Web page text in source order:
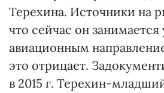
Терехина. Источники на
что сейчас он
авиационным
это отрицает.
в 2015 г. Терехин-